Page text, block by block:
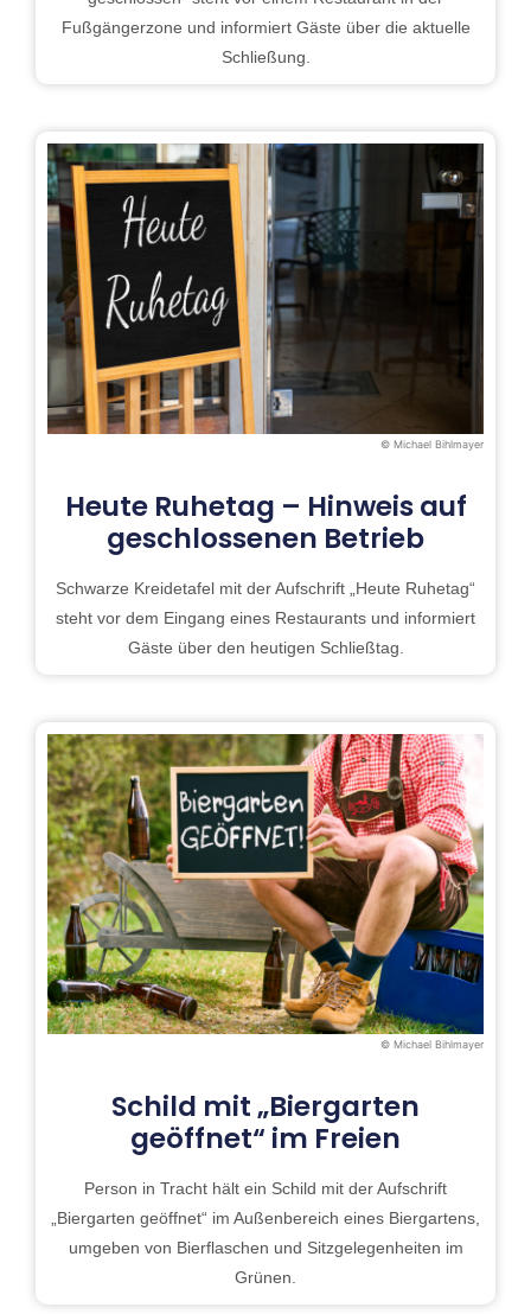
Fußgängerzone und informiert Gäste über die aktuelle
Schließung.
© Michael Bihlmayer
Heute Ruhetag – Hinweis auf
geschlossenen Betrieb
Schwarze Kreidetafel mit der Aufschrift „Heute Ruhetag“
steht vor dem Eingang eines Restaurants und informiert
Gäste über den heutigen Schließtag.
© Michael Bihlmayer
Schild mit „Biergarten
geöffnet“ im Freien
Person in Tracht hält ein Schild mit der Aufschrift
„Biergarten geöffnet“ im Außenbereich eines Biergartens,
umgeben von Bierflaschen und Sitzgelegenheiten im
Grünen.